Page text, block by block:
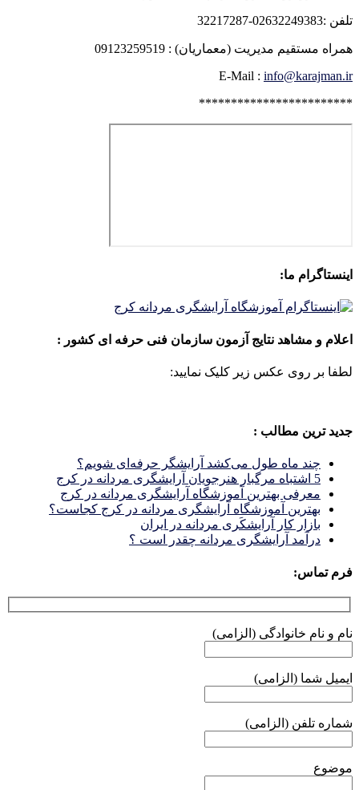
تلفن :02632249383-32217287
همراه مستقیم مدیریت (معماریان) : 09123259519
E-Mail : info@karajman.ir
************************
اینستاگرام ما:
اعلام و مشاهد نتایج آزمون سازمان فنی حرفه ای کشور :
لطفا بر روی عکس زیر کلیک نمایید:
جدید ترین مطالب :
چند ماه طول می‌کشد آرایشگر حرفه‌ای شویم؟
5 اشتباه مرگبار هنرجویان آرایشگری مردانه در کرج
معرفی بهترین آموزشگاه آرایشگری مردانه در کرج
بهترین آموزشگاه آرایشگری مردانه در کرج کجاست؟
بازار كار آرايشكَرى مردانه در ايران
درآمد آرایشگری مردانه چقدر است ؟
فرم تماس:
نام و نام خانوادگی (الزامی)
ایمیل شما (الزامی)
شماره تلفن (الزامی)
موضوع